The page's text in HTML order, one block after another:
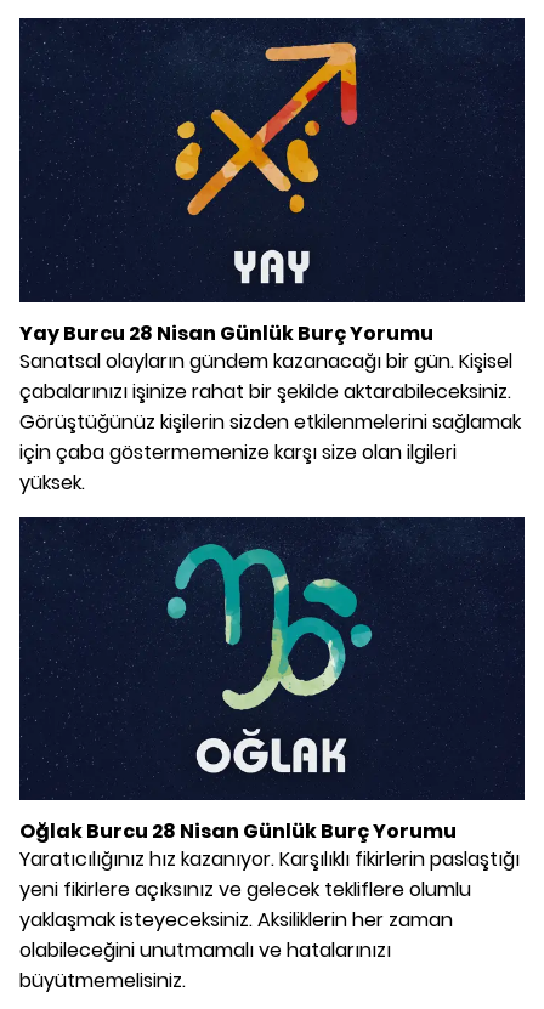
Yay Burcu 28 Nisan Günlük Burç Yorumu
Sanatsal olayların gündem kazanacağı bir gün. Kişisel
çabalarınızı işinize rahat bir şekilde aktarabileceksiniz.
Görüştüğünüz kişilerin sizden etkilenmelerini sağlamak
için çaba göstermemenize karşı size olan ilgileri
yüksek.
Oğlak Burcu 28 Nisan Günlük Burç Yorumu
Yaratıcılığınız hız kazanıyor. Karşılıklı fikirlerin paslaştığı
yeni fikirlere açıksınız ve gelecek tekliflere olumlu
yaklaşmak isteyeceksiniz. Aksiliklerin her zaman
olabileceğini unutmamalı ve hatalarınızı
büyütmemelisiniz.